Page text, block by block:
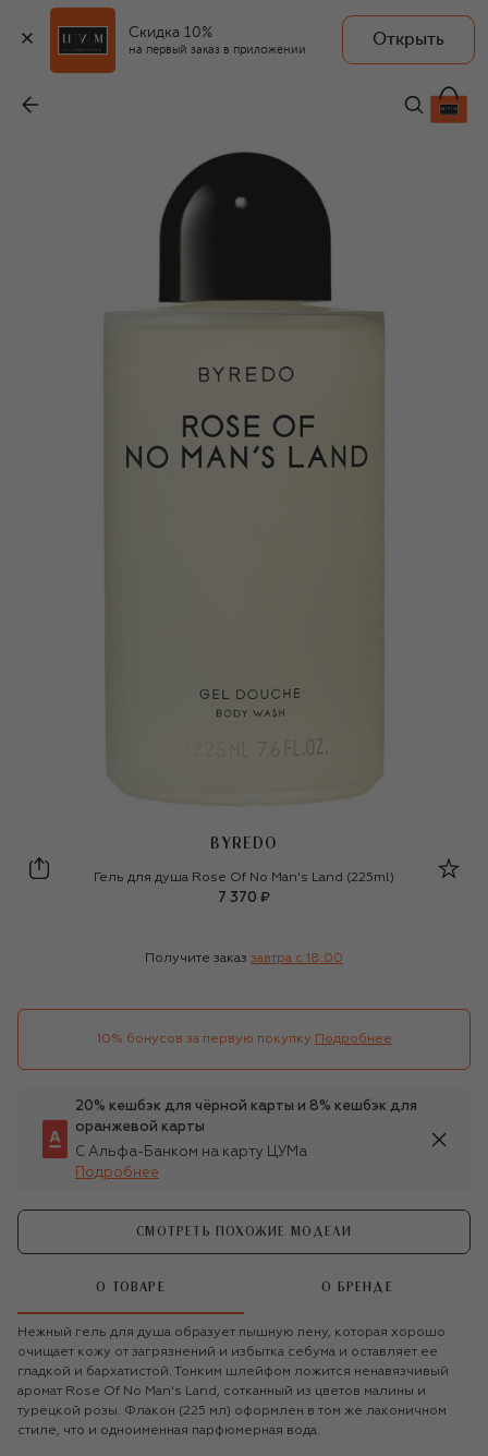
Скидка 10%
на первый заказ в приложении
Открыть
BYREDO
7 370 ₽
BYREDO
Byredo
Гель для душа Rose Of No Man's Land (225ml)
7 370 ₽
Получите заказ завтра c 18:00
10% бонусов за первую покупку Подробнее
20% кешбэк для чёрной карты и 8% кешбэк для
оранжевой карты
С Альфа-Банком на карту ЦУМа
Подробнее
СМОТРЕТЬ ПОХОЖИЕ МОДЕЛИ
О ТОВАРЕ О БРЕНДЕ
Нежный гель для душа образует пышную пену, которая хорошо
очищает кожу от загрязнений и избытка себума и оставляет ее
гладкой и бархатистой. Тонким шлейфом ложится ненавязчивый
аромат Rose Of No Man's Land, сотканный из цветов малины и
турецкой розы. Флакон (225 мл) оформлен в том же лаконичном
стиле, что и одноименная парфюмерная вода.